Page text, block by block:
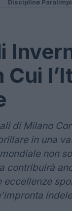
Discipline
Cui
di Milano
in una
non
contribuirà
eccellenze